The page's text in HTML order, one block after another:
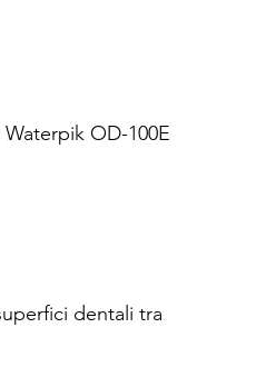
OD-100E
dentali tra